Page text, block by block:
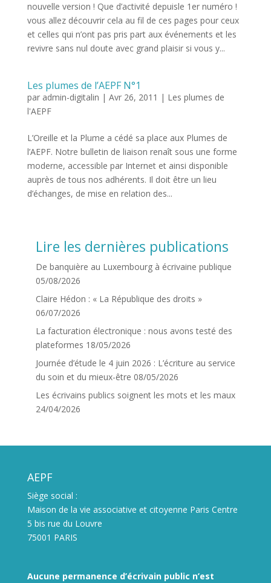
nouvelle version ! Que d’activité depuisle 1er numéro !
vous allez découvrir cela au fil de ces pages pour ceux
et celles qui n’ont pas pris part aux événements et les
revivre sans nul doute avec grand plaisir si vous y...
Les plumes de l’AEPF N°1
par admin-digitalin | Avr 26, 2011 | Les plumes de
l'AEPF
L’Oreille et la Plume a cédé sa place aux Plumes de
l’AEPF. Notre bulletin de liaison renaît sous une forme
moderne, accessible par Internet et ainsi disponible
auprès de tous nos adhérents. Il doit être un lieu
d’échanges, de mise en relation des...
Lire les dernières publications
De banquière au Luxembourg à écrivaine publique
05/08/2026
Claire Hédon : « La République des droits »
06/07/2026
La facturation électronique : nous avons testé des
plateformes 18/05/2026
Journée d’étude le 4 juin 2026 : L’écriture au service
du soin et du mieux-être 08/05/2026
Les écrivains publics soignent les mots et les maux
24/04/2026
AEPF
Siège social :
Maison de la vie associative et citoyenne Paris Centre
5 bis rue du Louvre
75001 PARIS
Aucune permanence d’écrivain public n’est